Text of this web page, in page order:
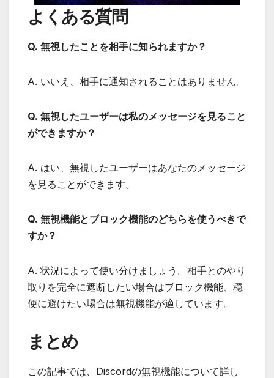
よくある質問
Q. 無視したことを相手に知られますか？
A. いいえ、相手に通知されることはありません。
Q. 無視したユーザーは私のメッセージを見ること
ができますか？
A. はい、無視したユーザーはあなたのメッセージ
を見ることができます。
Q. 無視機能とブロック機能のどちらを使うべきで
すか？
A. 状況によって使い分けましょう。相手とのやり
取りを完全に遮断したい場合はブロック機能、穏
便に避けたい場合は無視機能が適しています。
まとめ
この記事では、Discordの無視機能について詳し